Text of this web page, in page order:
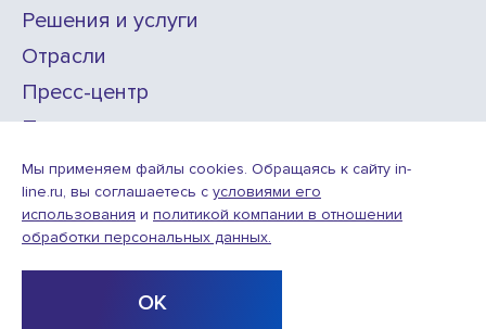
Решения и услуги
Отрасли
Пресс-центр
Проекты
Карьера
Условия использования веб-сайта
Мы применяем файлы cookies. Обращаясь к сайту in-
line.ru, вы соглашаетесь с условиями его
использования и политикой компании в отношении
обработки персональных данных.
ОК